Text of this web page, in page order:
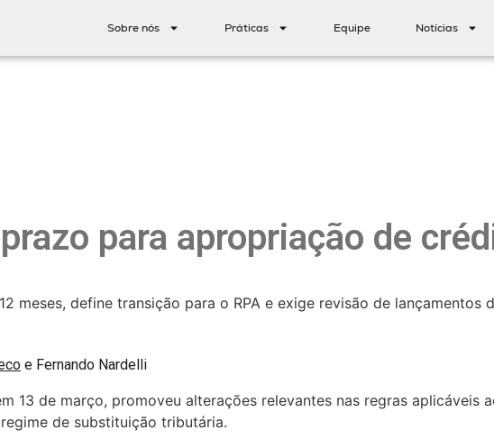
Sobre nós Práticas Equipe Notícias
para apropriação de
meses, define transição para o RPA e exige revisão de
e Fernando Nardelli
13 de março, promoveu alterações relevantes nas regras
de substituição tributária.